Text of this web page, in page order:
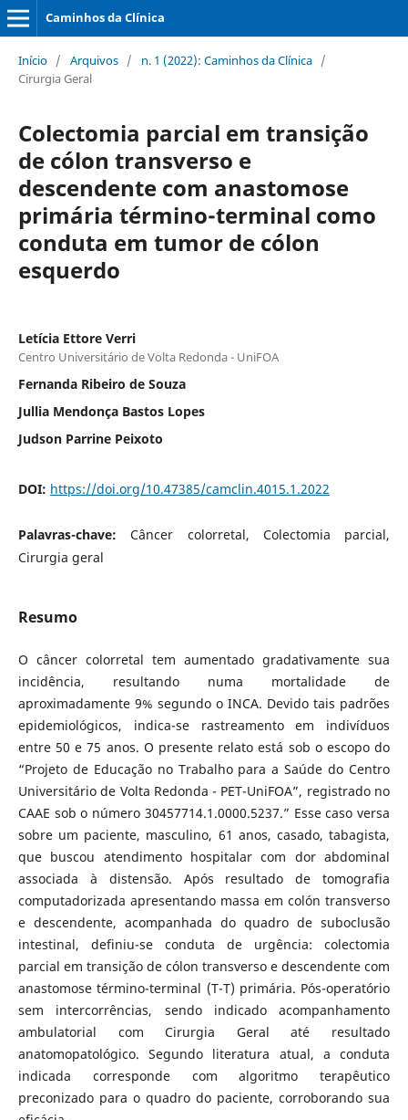
Caminhos da Clínica
Início / Arquivos / n. 1 (2022): Caminhos da Clínica /
Cirurgia Geral
Colectomia parcial em transição
de cólon transverso e
descendente com anastomose
primária término-terminal como
conduta em tumor de cólon
esquerdo
Letícia Ettore Verri
Centro Universitário de Volta Redonda - UniFOA
Fernanda Ribeiro de Souza
Jullia Mendonça Bastos Lopes
Judson Parrine Peixoto
DOI: https://doi.org/10.47385/camclin.4015.1.2022
Palavras-chave:Câncer colorretal, Colectomia parcial,
Cirurgia geral
Resumo
O câncer colorretal tem aumentado gradativamente sua
incidência, resultando numa mortalidade de
aproximadamente 9% segundo o INCA. Devido tais padrões
epidemiológicos, indica-se rastreamento em indivíduos
entre 50 e 75 anos. O presente relato está sob o escopo do
“Projeto de Educação no Trabalho para a Saúde do Centro
Universitário de Volta Redonda - PET-UniFOA”, registrado no
CAAE sob o número 30457714.1.0000.5237.” Esse caso versa
sobre um paciente, masculino, 61 anos, casado, tabagista,
que buscou atendimento hospitalar com dor abdominal
associada à distensão. Após resultado de tomografia
computadorizada apresentando massa em colón transverso
e descendente, acompanhada do quadro de suboclusão
intestinal, definiu-se conduta de urgência: colectomia
parcial em transição de cólon transverso e descendente com
anastomose término-terminal (T-T) primária. Pós-operatório
sem intercorrências, sendo indicado acompanhamento
ambulatorial com Cirurgia Geral até resultado
anatomopatológico. Segundo literatura atual, a conduta
indicada corresponde com algoritmo terapêutico
preconizado para o quadro do paciente, corroborando sua